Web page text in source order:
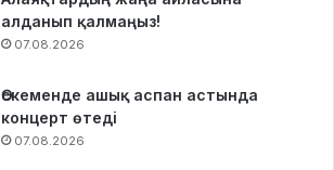
алданып қалмаңыз!
07.08.2026
Өскеменде ашық аспан астында
концерт өтеді
07.08.2026